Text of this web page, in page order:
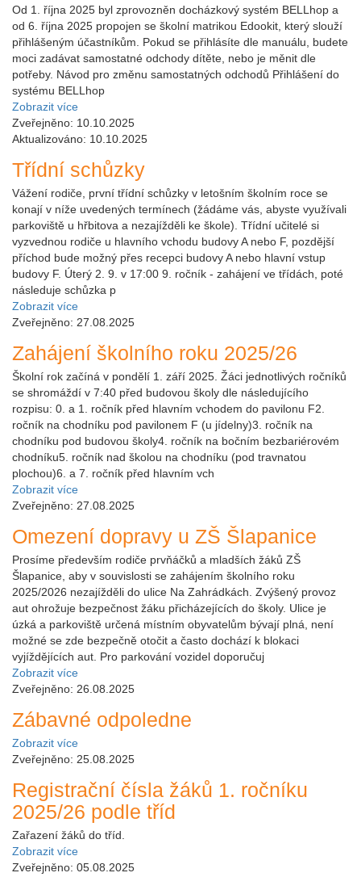
Od 1. října 2025 byl zprovozněn docházkový systém BELLhop a
od 6. října 2025 propojen se školní matrikou Edookit, který slouží
přihlášeným účastníkům. Pokud se přihlásíte dle manuálu, budete
moci zadávat samostatné odchody dítěte, nebo je měnit dle
potřeby. Návod pro změnu samostatných odchodů Přihlášení do
systému BELLhop
Zobrazit více
Zveřejněno: 10.10.2025
Aktualizováno: 10.10.2025
Třídní schůzky
Vážení rodiče, první třídní schůzky v letošním školním roce se
konají v níže uvedených termínech (žádáme vás, abyste využívali
parkoviště u hřbitova a nezajížděli ke škole). Třídní učitelé si
vyzvednou rodiče u hlavního vchodu budovy A nebo F, pozdější
příchod bude možný přes recepci budovy A nebo hlavní vstup
budovy F. Úterý 2. 9. v 17:00 9. ročník - zahájení ve třídách, poté
následuje schůzka p
Zobrazit více
Zveřejněno: 27.08.2025
Zahájení školního roku 2025/26
Školní rok začíná v pondělí 1. září 2025. Žáci jednotlivých ročníků
se shromáždí v 7:40 před budovou školy dle následujícího
rozpisu: 0. a 1. ročník před hlavním vchodem do pavilonu F2.
ročník na chodníku pod pavilonem F (u jídelny)3. ročník na
chodníku pod budovou školy4. ročník na bočním bezbariérovém
chodníku5. ročník nad školou na chodníku (pod travnatou
plochou)6. a 7. ročník před hlavním vch
Zobrazit více
Zveřejněno: 27.08.2025
Omezení dopravy u ZŠ Šlapanice
Prosíme především rodiče prvňáčků a mladších žáků ZŠ
Šlapanice, aby v souvislosti se zahájením školního roku
2025/2026 nezajížděli do ulice Na Zahrádkách. Zvýšený provoz
aut ohrožuje bezpečnost žáku přicházejících do školy. Ulice je
úzká a parkoviště určená místním obyvatelům bývají plná, není
možné se zde bezpečně otočit a často dochází k blokaci
vyjíždějících aut. Pro parkování vozidel doporučuj
Zobrazit více
Zveřejněno: 26.08.2025
Zábavné odpoledne
Zobrazit více
Zveřejněno: 25.08.2025
Registrační čísla žáků 1. ročníku
2025/26 podle tříd
Zařazení žáků do tříd.
Zobrazit více
Zveřejněno: 05.08.2025